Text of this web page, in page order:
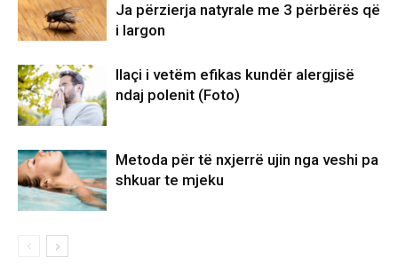
Ja përzierja natyrale me 3 përbërës që
i largon
Ilaçi i vetëm efikas kundër alergjisë
ndaj polenit (Foto)
Metoda për të nxjerrë ujin nga veshi pa
shkuar te mjeku